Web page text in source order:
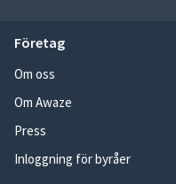
Företag
Om oss
Om Awaze
Press
Inloggning för byråer